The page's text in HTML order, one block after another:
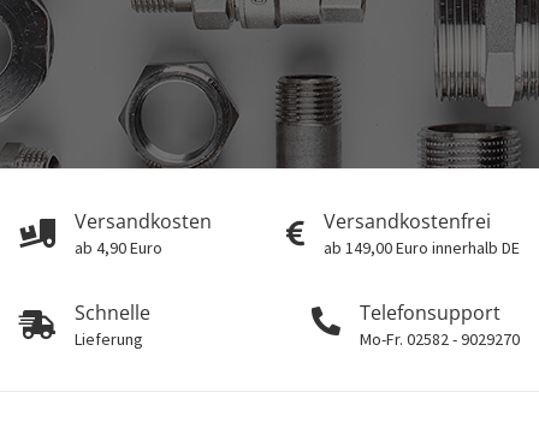
Versandkosten
ab 4,90 Euro
Versandkostenfrei
ab 149,00 Euro innerhalb DE
Schnelle
Lieferung
Telefonsupport
Mo-Fr. 02582 - 9029270